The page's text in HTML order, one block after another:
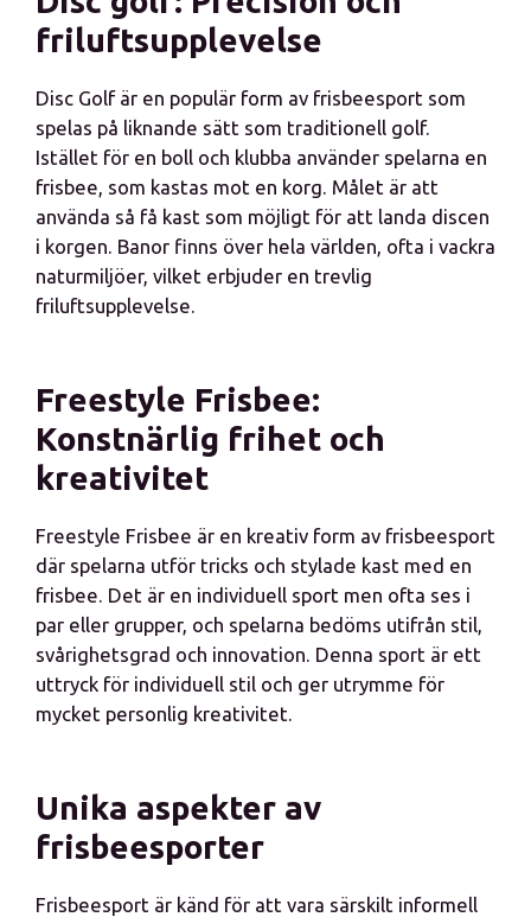
friluftsupplevelse
Disc Golf är en populär form av frisbeesport som
spelas på liknande sätt som traditionell golf.
Istället för en boll och klubba använder spelarna en
frisbee, som kastas mot en korg. Målet är att
använda så få kast som möjligt för att landa discen
i korgen. Banor finns över hela världen, ofta i vackra
naturmiljöer, vilket erbjuder en trevlig
friluftsupplevelse.
Freestyle Frisbee:
Konstnärlig frihet och
kreativitet
Freestyle Frisbee är en kreativ form av frisbeesport
där spelarna utför tricks och stylade kast med en
frisbee. Det är en individuell sport men ofta ses i
par eller grupper, och spelarna bedöms utifrån stil,
svårighetsgrad och innovation. Denna sport är ett
uttryck för individuell stil och ger utrymme för
mycket personlig kreativitet.
Unika aspekter av
frisbeesporter
Frisbeesport är känd för att vara särskilt informell